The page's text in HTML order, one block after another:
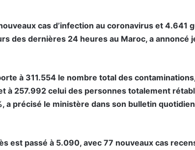
cas d’infection au coronavirus et 4.641
des dernières 24 heures au Maroc, a annoncé
à 311.554 le nombre total des
à 257.992 celui des personnes totalement
a précisé le ministère dans son bulletin
est passé à 5.090, avec 77 nouveaux cas